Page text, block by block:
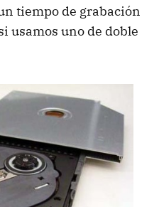
tiempo de grabación
usamos uno de doble